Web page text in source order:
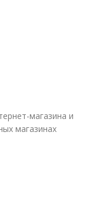
магазина и
магазинах